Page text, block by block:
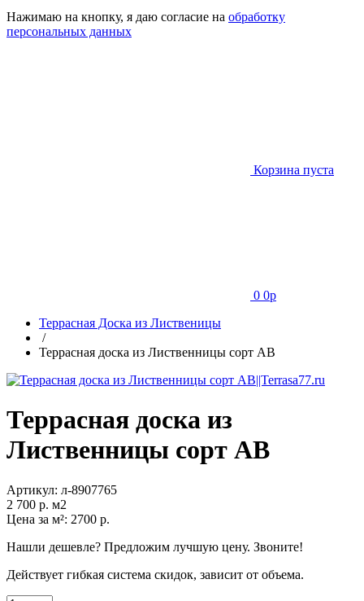
Нажимаю на кнопку, я даю согласие на обработку
персональных данных
Корзина пуста
0 0p
Террасная Доска из Лиственицы
/
Террасная доска из Лиственницы сорт АВ
Террасная доска из
Лиственницы сорт АВ
Артикул: л-8907765
2 700 p. м2
Цена за м²: 2700 р.
Нашли дешевле? Предложим лучшую цену. Звоните!
Действует гибкая система скидок, зависит от объема.